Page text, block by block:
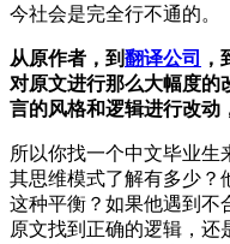
今社会是完全行不通的。
从原作者，到翻译公司
对原文进行那么大幅度的
言的风格和逻辑进行改动
所以你找一个中文毕业生
其思维模式了解有多少？
这种平衡？如果他遇到不
原文找到正确的逻辑，还